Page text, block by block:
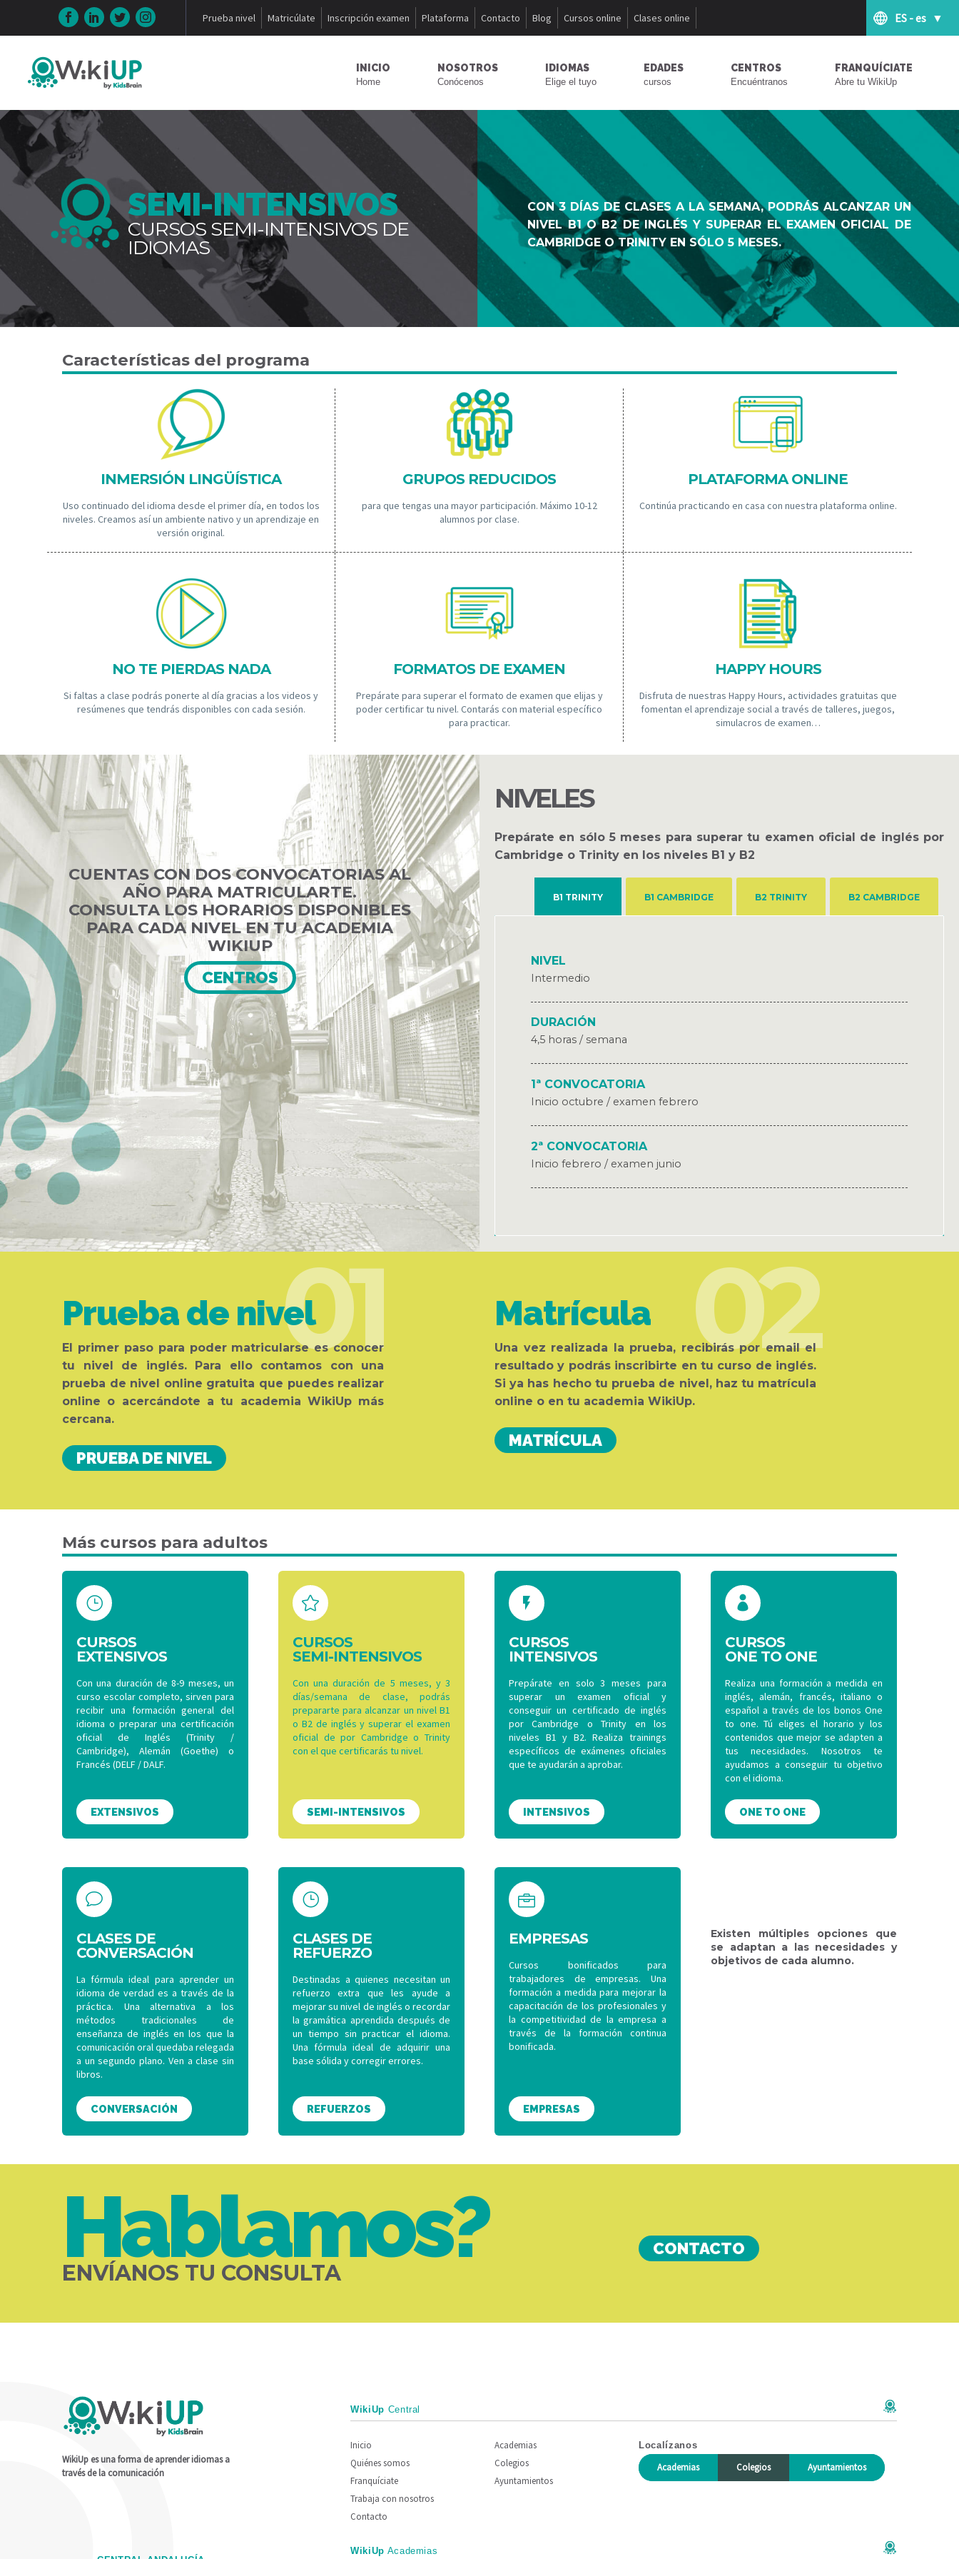
Prueba nivel Matricúlate Inscripción examen Plataforma Contacto Blog Cursos online Clases online ES - es
INICIO
Home
NOSOTROS
Conócenos
IDIOMAS
Elige el tuyo
EDADES
cursos
CENTROS
Encuéntranos
FRANQUÍCIATE
Abre tu WikiUp
SEMI-INTENSIVOS
CURSOS SEMI-INTENSIVOS DE
IDIOMAS
CON 3 DÍAS DE CLASES A LA SEMANA, PODRÁS ALCANZAR UN
NIVEL B1 O B2 DE INGLÉS Y SUPERAR EL EXAMEN OFICIAL DE
CAMBRIDGE O TRINITY EN SÓLO 5 MESES.
Características del programa
INMERSIÓN LINGÜÍSTICA
Uso continuado del idioma desde el primer día, en todos los
niveles. Creamos así un ambiente nativo y un aprendizaje en
versión original.
GRUPOS REDUCIDOS
para que tengas una mayor participación. Máximo 10-12
alumnos por clase.
PLATAFORMA ONLINE
Continúa practicando en casa con nuestra plataforma online.
NO TE PIERDAS NADA
Si faltas a clase podrás ponerte al día gracias a los videos y
resúmenes que tendrás disponibles con cada sesión.
FORMATOS DE EXAMEN
Prepárate para superar el formato de examen que elijas y
poder certificar tu nivel. Contarás con material específico
para practicar.
HAPPY HOURS
Disfruta de nuestras Happy Hours, actividades gratuitas que
fomentan el aprendizaje social a través de talleres, juegos,
simulacros de examen…
CUENTAS CON DOS CONVOCATORIAS AL
AÑO PARA MATRICULARTE.
CONSULTA LOS HORARIOS DISPONIBLES
PARA CADA NIVEL EN TU ACADEMIA
WIKIUP
CENTROS
NIVELES
Prepárate en sólo 5 meses para superar tu examen oficial de ingléspor
Cambridge o Trinity en los niveles B1 y B2
B1 TRINITY B1 CAMBRIDGE B2 TRINITY B2 CAMBRIDGE
NIVEL
Intermedio
DURACIÓN
4,5 horas / semana
1ª CONVOCATORIA
Inicio octubre / examen febrero
2ª CONVOCATORIA
Inicio febrero / examen junio
01
Prueba de nivel
El primer paso para poder matricularse es conocer
tu nivel de inglés. Para ello contamos con una
prueba de nivel online gratuita que puedes realizar
online o acercándote a tu academia WikiUp más
cercana.
PRUEBA DE NIVEL
02
Matrícula
Una vez realizada la prueba, recibirás por email el
resultado y podrás inscribirte en tu curso de inglés.
Si ya has hecho tu prueba de nivel, haz tu matrícula
online o en tu academia WikiUp.
MATRÍCULA
Más cursos para adultos
}
}
CURSOS
EXTENSIVOS
Con una duración de 8-9 meses, un
curso escolar completo, sirven para
recibir una formación general del
idioma o preparar una certificación
oficial de Inglés (Trinity /
Cambridge), Alemán (Goethe) o
Francés (DELF / DALF.
EXTENSIVOS


CURSOS
SEMI-INTENSIVOS
Con una duración de 5 meses, y 3
días/semana de clase, podrás
prepararte para alcanzar un nivel B1
o B2 de inglés y superar el examen
oficial de por Cambridge o Trinity
con el que certificarás tu nivel.
SEMI-INTENSIVOS


CURSOS
INTENSIVOS
Prepárate en solo 3 meses para
superar un examen oficial y
conseguir un certificado de inglés
por Cambridge o Trinity en los
niveles B1 y B2. Realiza trainings
específicos de exámenes oficiales
que te ayudarán a aprobar.
INTENSIVOS


CURSOS
ONE TO ONE
Realiza una formación a medida en
inglés, alemán, francés, italiano o
español a través de los bonos One
to one. Tú eliges el horario y los
contenidos que mejor se adapten a
tus necesidades. Nosotros te
ayudamos a conseguir tu objetivo
con el idioma.
ONE TO ONE
v
v
CLASES DE
CONVERSACIÓN
La fórmula ideal para aprender un
idioma de verdad es a través de la
práctica. Una alternativa a los
métodos tradicionales de
enseñanza de inglés en los que la
comunicación oral quedaba relegada
a un segundo plano. Ven a clase sin
libros.
CONVERSACIÓN
}
}
CLASES DE
REFUERZO
Destinadas a quienes necesitan un
refuerzo extra que les ayude a
mejorar su nivel de inglés o recordar
la gramática aprendida después de
un tiempo sin practicar el idioma.
Una fórmula ideal de adquirir una
base sólida y corregir errores.
REFUERZOS


EMPRESAS
Cursos bonificados para
trabajadores de empresas. Una
formación a medida para mejorar la
capacitación de los profesionales y
la competitividad de la empresa a
través de la formación continua
bonificada.
EMPRESAS
Existen múltiples opciones que
se adaptan a las necesidades y
objetivos de cada alumno.
Hablamos?
ENVÍANOS TU CONSULTA
CONTACTO
WikiUp es una forma de aprender idiomas a
través de la comunicación
WikiUp Central
Inicio
Quiénes somos
Franquíciate
Trabaja con nosotros
Contacto
Academias
Colegios
Ayuntamientos
Localízanos
Academias Colegios Ayuntamientos
WikiUp Academias